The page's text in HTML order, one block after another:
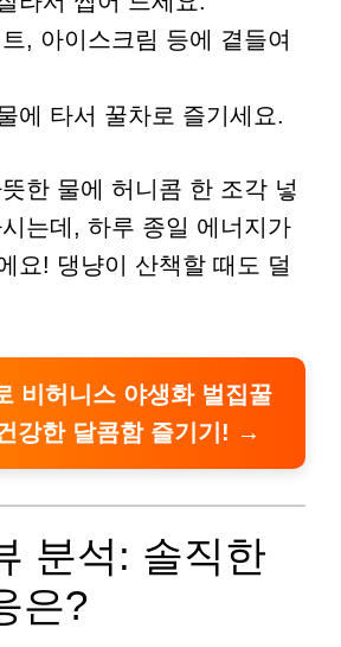
, 아이스크림 등에 곁들여
에 타서 꿀차로 즐기세요.
한 물에 허니콤 한 조각 넣
는데, 하루 종일 에너지가
요! 댕냥이 산책할 때도 덜
비허니스 야생화 벌집꿀
강한 달콤함 즐기기! →
분석: 솔직한
은?